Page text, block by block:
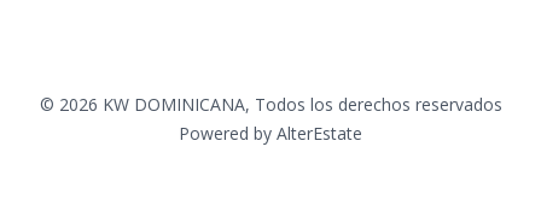
© 2026 KW DOMINICANA, Todos los derechos reservados
Powered by AlterEstate